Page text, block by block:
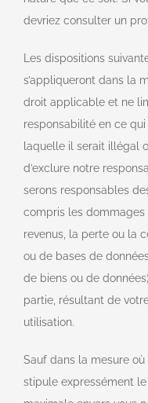
devriez consulter un
Les dispositions
s’appliqueront dans la
droit applicable et ne
responsabilité en ce
laquelle il serait illégal
d’exclure notre
serons responsables
compris les
revenus, la perte ou la
ou de bases de
de biens ou de
partie, résultant de
utilisation.
Sauf dans la mesure
stipule expressément